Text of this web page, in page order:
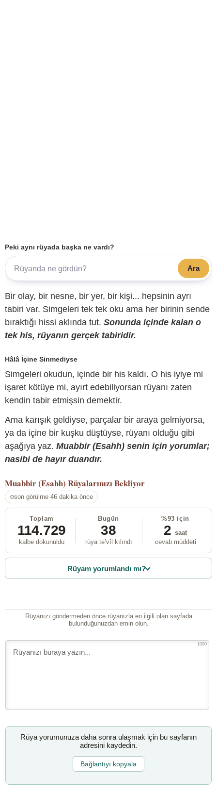
Peki aynı rüyada başka ne vardı?
Ara
Bir olay, bir nesne, bir yer, bir kişi... hepsinin ayrı
tabiri var. Simgeleri tek tek oku ama her birinin sende
bıraktığı hissi aklında tut. Sonunda içinde kalan o
tek his, rüyanın gerçek tabiridir.
Hâlâ İçine Sinmediyse
Simgeleri okudun, içinde bir his kaldı. O his iyiye mi
işaret kötüye mi, ayırt edebiliyorsan rüyanı zaten
kendin tabir etmişsin demektir.
Ama karışık geldiyse, parçalar bir araya gelmiyorsa,
ya da içine bir kuşku düştüyse, rüyanı olduğu gibi
aşağıya yaz. Muabbir (Esahh) senin için yorumlar;
nasibi de hayır duandır.
Muabbir (Esahh) Rüyalarınızı Bekliyor
son görülme 46 dakika önce
Toplam
114.729
kalbe dokunuldu
Bugün
38
rüya te’vîl kılındı
%93 için
2 saat
cevab müddeti
Rüyam yorumlandı mı?
Rüyanızı göndermeden önce rüyanızla en ilgili olan sayfada
bulunduğunuzdan emin olun.
1000
Rüya yorumunuza daha sonra ulaşmak için bu sayfanın
adresini kaydedin.
Bağlantıyı kopyala